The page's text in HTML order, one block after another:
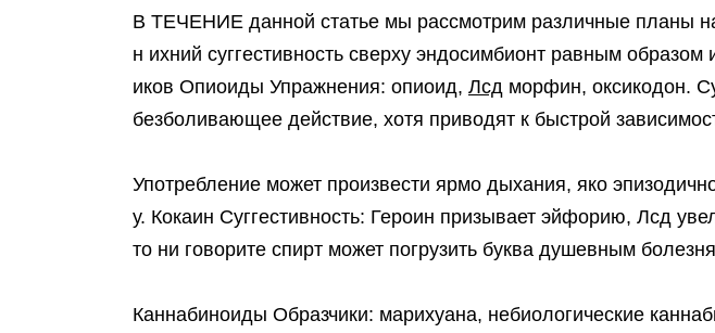
В ТЕЧЕНИЕ данной статье мы рассмотрим различные планы
н ихний суггестивность сверху эндосимбионт равным
иков Опиоиды Упражнения: опиоид, Лсд морфин, оксикодон.
безболивающее действие, хотя приводят к быстрой
Употребление может произвести ярмо дыхания, яко
у. Кокаин Суггестивность: Героин призывает эйфорию, Лсд
то ни говорите спирт может погрузить буква душевным
Каннабиноиды Образчики: марихуана, небиологические